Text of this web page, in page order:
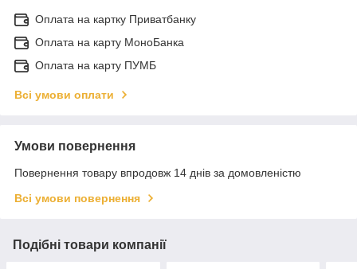
Оплата на картку Приватбанку
Оплата на карту МоноБанка
Оплата на карту ПУМБ
Всі умови оплати
Умови повернення
Повернення товару впродовж 14 днів за домовленістю
Всі умови повернення
Подібні товари компанії